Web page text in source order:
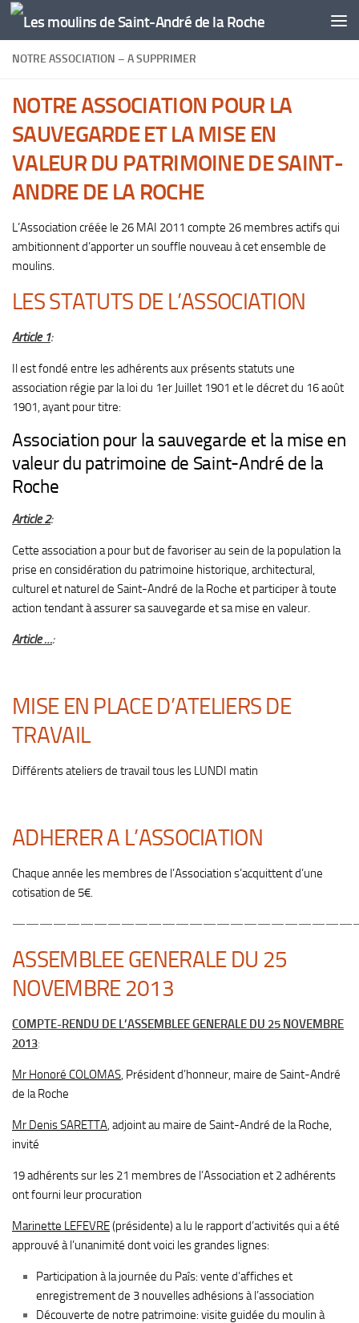
Skip to content
NOTRE ASSOCIATION – A SUPPRIMER
NOTRE ASSOCIATION POUR LA
SAUVEGARDE ET LA MISE EN
VALEUR DU PATRIMOINE DE SAINT-
ANDRE DE LA ROCHE
L’Association créée le 26 MAI 2011 compte 26 membres actifs qui
ambitionnent d’apporter un souffle nouveau à cet ensemble de
moulins.
LES STATUTS DE L’ASSOCIATION
Article 1:
Il est fondé entre les adhérents aux présents statuts une
association régie par la loi du 1er Juillet 1901 et le décret du 16 août
1901, ayant pour titre:
Association pour la sauvegarde et la mise en
valeur du patrimoine de Saint-André de la
Roche
Article 2:
Cette association a pour but de favoriser au sein de la population la
prise en considération du patrimoine historique, architectural,
culturel et naturel de Saint-André de la Roche et participer à toute
action tendant à assurer sa sauvegarde et sa mise en valeur.
Article …:
MISE EN PLACE D’ATELIERS DE
TRAVAIL
Différents ateliers de travail tous les LUNDI matin
ADHERER A L’ASSOCIATION
Chaque année les membres de l’Association s’acquittent d’une
cotisation de 5€.
ASSEMBLEE GENERALE DU 25
NOVEMBRE 2013
COMPTE-RENDU DE L’ASSEMBLEE GENERALE DU 25 NOVEMBRE
2013:
Mr Honoré COLOMAS, Président d’honneur, maire de Saint-André
de la Roche
Mr Denis SARETTA, adjoint au maire de Saint-André de la Roche,
invité
19 adhérents sur les 21 membres de l’Association et 2 adhérents
ont fourni leur procuration
Marinette LEFEVRE(présidente) a lu le rapport d’activités qui a été
approuvé à l’unanimité dont voici les grandes lignes:
Participation à la journée du Paîs: vente d’affiches et
enregistrement de 3 nouvelles adhésions à l’association
Découverte de notre patrimoine: visite guidée du moulin à